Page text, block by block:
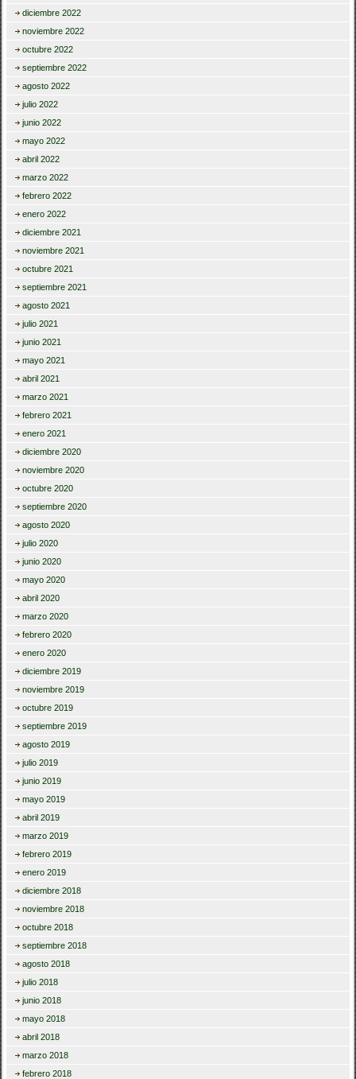
diciembre 2022
noviembre 2022
octubre 2022
septiembre 2022
agosto 2022
julio 2022
junio 2022
mayo 2022
abril 2022
marzo 2022
febrero 2022
enero 2022
diciembre 2021
noviembre 2021
octubre 2021
septiembre 2021
agosto 2021
julio 2021
junio 2021
mayo 2021
abril 2021
marzo 2021
febrero 2021
enero 2021
diciembre 2020
noviembre 2020
octubre 2020
septiembre 2020
agosto 2020
julio 2020
junio 2020
mayo 2020
abril 2020
marzo 2020
febrero 2020
enero 2020
diciembre 2019
noviembre 2019
octubre 2019
septiembre 2019
agosto 2019
julio 2019
junio 2019
mayo 2019
abril 2019
marzo 2019
febrero 2019
enero 2019
diciembre 2018
noviembre 2018
octubre 2018
septiembre 2018
agosto 2018
julio 2018
junio 2018
mayo 2018
abril 2018
marzo 2018
febrero 2018